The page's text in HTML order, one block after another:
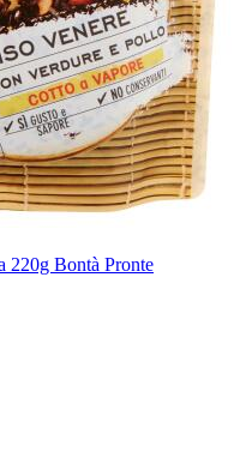
220g Bontà Pronte